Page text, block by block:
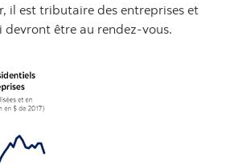
il est tributaire des entreprises et
devront être au rendez-vous.